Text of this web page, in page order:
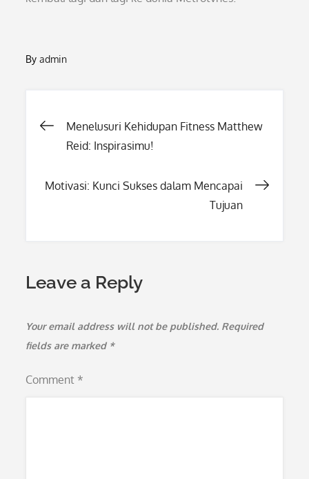
Byadmin
Post
Menelusuri Kehidupan Fitness Matthew
Reid: Inspirasimu!
Motivasi: Kunci Sukses dalam Mencapai
Tujuan
Leave a Reply
Your email address will not be published. Required
fields are marked *
Comment *